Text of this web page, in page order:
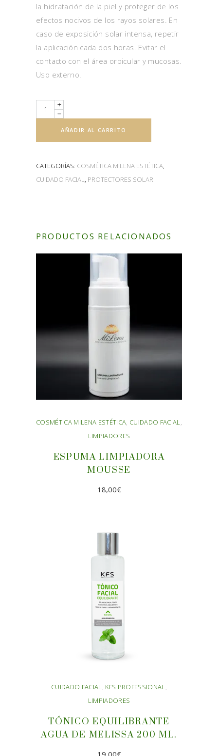
la hidratación de la piel y proteger de los
efectos nocivos de los rayos solares. En
caso de exposición solar intensa, repetir
la aplicación cada dos horas. Evitar el
contacto con el área orbicular y mucosas.
Uso externo.
Quantity
AÑADIR AL CARRITO
CATEGORÍAS: COSMÉTICA MILENA ESTÉTICA,
CUIDADO FACIAL, PROTECTORES SOLAR
PRODUCTOS RELACIONADOS
COSMÉTICA MILENA ESTÉTICA, CUIDADO FACIAL,
LIMPIADORES
ESPUMA LIMPIADORA
MOUSSE
18,00€
CUIDADO FACIAL, KFS PROFESSIONAL,
LIMPIADORES
TÓNICO EQUILIBRANTE
AGUA DE MELISSA 200 ML.
19,00€